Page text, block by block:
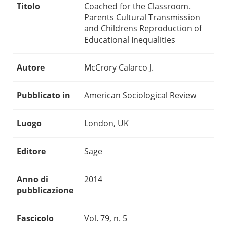
Titolo
Coached for the Classroom.
Parents Cultural Transmission
and Childrens Reproduction of
Educational Inequalities
Autore McCrory Calarco J.
Pubblicato in American Sociological Review
Luogo London, UK
Editore Sage
Anno di
pubblicazione
2014
Fascicolo Vol. 79, n. 5